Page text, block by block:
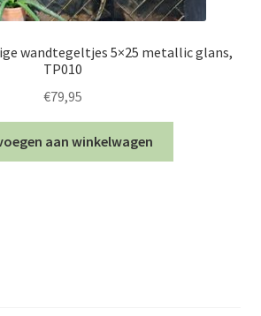
wandtegeltjes 5×25 metallic glans,
TP010
€79,95
aan winkelwagen